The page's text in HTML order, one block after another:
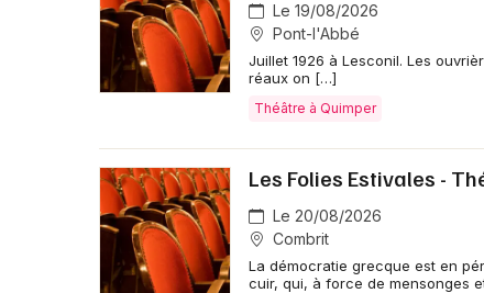
Le 19/08/2026
Pont-l'Abbé
Juillet 1926 à Lesconil. Les
réaux on […]
Théâtre à Quimper
Les Folies Estivales -
Le 20/08/2026
Combrit
La démocratie grecque est en
cuir, qui, à force de mensonges